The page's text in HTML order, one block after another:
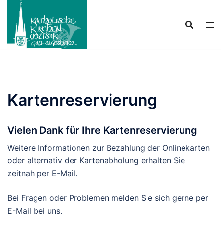
Inhalt
springen
Kartenreservierung
Vielen Dank für Ihre Kartenreservierung
Weitere Informationen zur Bezahlung der Onlinekarten
oder alternativ der Kartenabholung erhalten Sie
zeitnah per E-Mail.
Bei Fragen oder Problemen melden Sie sich gerne per
E-Mail bei uns.